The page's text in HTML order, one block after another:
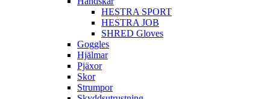
HESTRA SPORT
HESTRA JOB
SHRED Gloves
Goggles
Hjälmar
Pjäxor
Skor
Strumpor